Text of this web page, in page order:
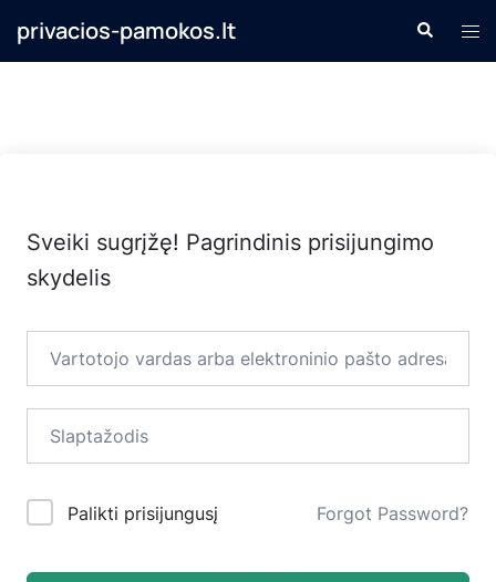
privacios-pamokos.lt Search
Sveiki sugrįžę! Pagrindinis prisijungimo
skydelis
Palikti prisijungusį Forgot Password?